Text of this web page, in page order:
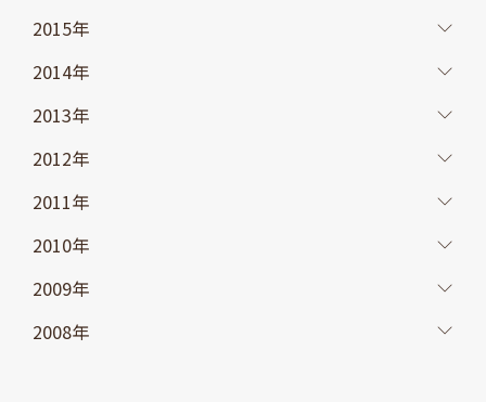
2015年
2014年
2013年
2012年
2011年
2010年
2009年
2008年